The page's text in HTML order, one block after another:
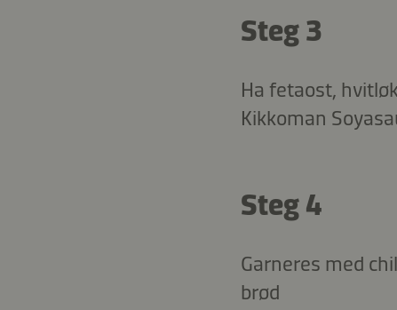
Steg 3
Ha fetaost,
Kikkoman
Steg 4
Garneres med
brød